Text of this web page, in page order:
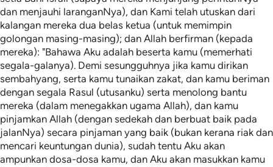
dan menjauhi laranganNya), dan Kami telah utuskan dari
kalangan mereka dua belas ketua (untuk memimpin
golongan masing-masing); dan Allah berfirman (kepada
mereka): "Bahawa Aku adalah beserta kamu (memerhati
segala-galanya). Demi sesungguhnya jika kamu dirikan
sembahyang, serta kamu tunaikan zakat, dan kamu beriman
dengan segala Rasul (utusanku) serta menolong bantu
mereka (dalam menegakkan ugama Allah), dan kamu
pinjamkan Allah (dengan sedekah dan berbuat baik pada
jalanNya) secara pinjaman yang baik (bukan kerana riak dan
mencari keuntungan dunia), sudah tentu Aku akan
ampunkan dosa-dosa kamu, dan Aku akan masukkan kamu